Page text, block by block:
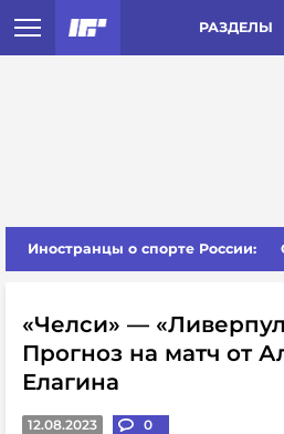
РАЗДЕЛЫ
Иностранцы о спорте России:
«Челси» —
Прогноз на матч от
Елагина
12.08.2023 0